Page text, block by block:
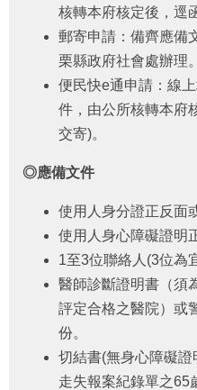
核轉本府核定後，逕
郵寄申請：備齊應備
栗縣政府社會處辦理。
便民快e通申請：線
件，由公所核轉本府
交寄)。
◎應備文件
使用人身分證正反面
使用人身心障礙證明
1至3位聯絡人(3位為
醫師診斷證明書（須
評定合格之醫院）或
份。
切結書(無身心障礙
走失報案紀錄單之65